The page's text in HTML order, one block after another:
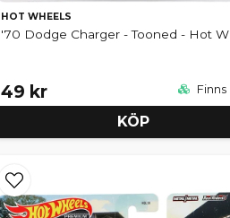
HOT WHEELS
'70 Dodge Charger - Tooned - Hot
49 kr
KÖP